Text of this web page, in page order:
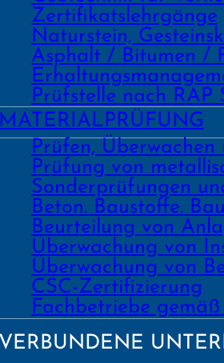
Zertifikats­lehrgänge
Natur­stein,
Asphalt / Bitumen /
Prüf­stelle nach RAP
Prüfen,
Prüfung von
Sonder­prüfungen
Beton. Bau­stoffe.
Beurtei­lung von
Über­wachung von
Über­wachung von
CSC-Zertifizierung
Fach­­betriebe